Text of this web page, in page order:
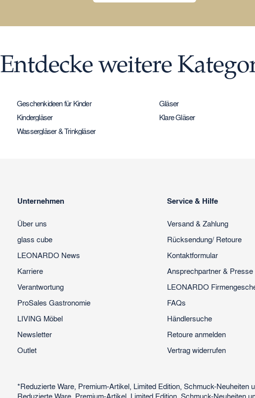
Entdecke weitere
Geschenkideen für Kinder Gläser
Kindergläser Klare Gläser
Wassergläser & Trinkgläser
Unternehmen
Über uns
glass cube
LEONARDO News
Karriere
Verantwortung
ProSales Gastronomie
LIVING Möbel
Newsletter
Outlet
Service & Hilfe
Versand & Zahlung
Rücksendung/ Retoure
Kontaktformular
Ansprechpartner & Presse
LEONARDO
FAQs
Händlersuche
Retoure anmelden
Vertrag widerrufen
*Reduzierte Ware, Premium-Artikel, Limited Edition, Schmuck-